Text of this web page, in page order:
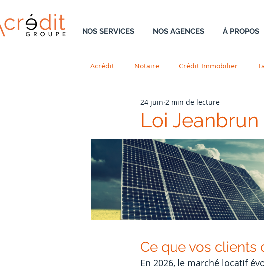
NOS SERVICES NOS AGENCES À PROPOS
Acrédit Notaire Crédit Immobilier
Résidence Principale
Aménagement Neuf Vente
DreamTeam
Loi Jeanbrun
24 juin 2 min de lecture
Â
Ce que vos clients
En 2026, le marché locatif